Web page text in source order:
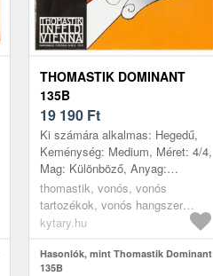
THOMASTIK DOMINANT
135B
19 190 Ft
Ki számára alkalmas: Hegedű,
Keménység: Medium, Méret: 4/4,
Mag: Különböző, Anyag:
Különféle, Húrok: 129, 131, 132,
133, Gyártás helye: Ausztria
thomastik, vonós, vonós
tartozékok, vonós hangszer
húrok, hegedűhúrok, teljes
kytary.hu
Hasonlók, mint Thomastik Dominant
135B